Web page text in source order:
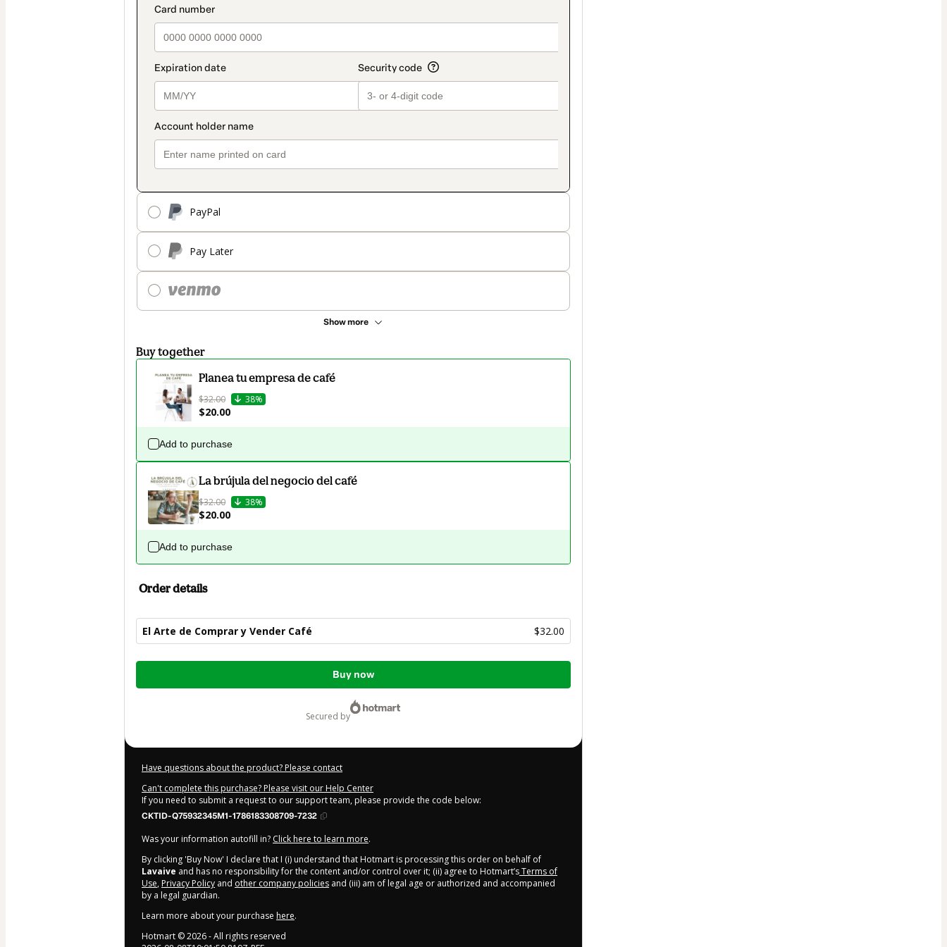
PayPal
Pay Later
Show more
Buy together
Planea tu empresa de café
$32.00 38%
$20.00
Add to purchase
La brújula del negocio del café
$32.00 38%
$20.00
Add to purchase
Order details
El Arte de Comprar y Vender Café $32.00
Total
Buy now
secured by
Have questions about the product? Please contact
Can't complete this purchase? Please visit our Help Center
If you need to submit a request to our support team, please provide the code below:
CKTID-Q75932345M1-1786183308709-7232
Was your information autofill in? Click here to learn more.
By clicking 'Buy Now' I declare that I (i) understand that Hotmart is processing this order on behalf of
Lavaive and has no responsibility for the content and/or control over it; (ii) agree to Hotmart’sTerms of
Use, Privacy Policy and other company policies and (iii) am of legal age or authorized and accompanied
by a legal guardian.
Learn more about your purchase here.
Hotmart ©2026- All rights reserved